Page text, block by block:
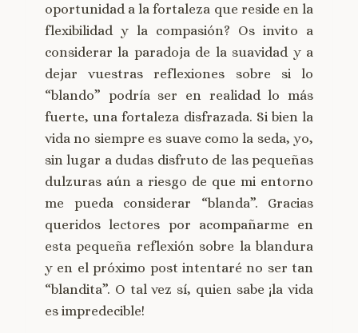
oportunidad a la fortaleza que reside en la
flexibilidad y la compasión? Os invito a
considerar la paradoja de la suavidad y a
dejar vuestras reflexiones sobre si lo
“blando” podría ser en realidad lo más
fuerte, una fortaleza disfrazada. Si bien la
vida no siempre es suave como la seda, yo,
sin lugar a dudas disfruto de las pequeñas
dulzuras aún a riesgo de que mi entorno
me pueda considerar “blanda”. Gracias
queridos lectores por acompañarme en
esta pequeña reflexión sobre la blandura
y en el próximo post intentaré no ser tan
“blandita”. O tal vez sí, quien sabe ¡la vida
es impredecible!